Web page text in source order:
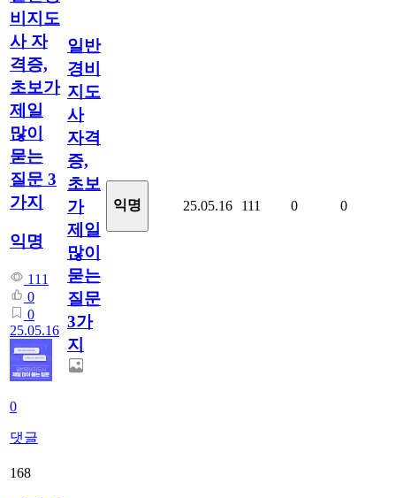
비지도
사 자
격증,
초보가
제일
많이
묻는
질문 3
가지
익명
111
0
0
25.05.16
0
댓글
일반
경비
지도
사
자격
증,
초보
가
제일
많이
묻는
질문
3가
지
익명 25.05.16 111 0 0
168